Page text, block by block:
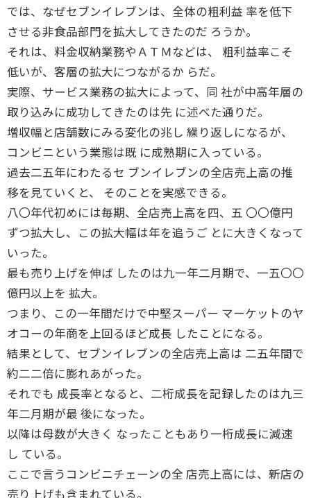
では、なぜセブンイレブンは、全体の粗利益 率を低下
させる非食品部門を拡大してきたのだ ろうか。
それは、料金収納業務やＡＴＭなどは、 粗利益率こそ
低いが、客層の拡大につながるか らだ。
実際、サービス業務の拡大によって、同 社が中高年層の
取り込みに成功してきたのは先 に述べた通りだ。
増収幅と店舗数にみる変化の兆し 繰り返しになるが、
コンビニという業態は既 に成熟期に入っている。
過去二五年にわたるセ ブンイレブンの全店売上高の推
移を見ていくと、 そのことを実感できる。
八〇年代初めには毎期、全店売上高を四、五 〇〇億円
ずつ拡大し、この拡大幅は年を追うご とに大きくなって
いった。
最も売り上げを伸ば したのは九一年二月期で、一五〇〇
億円以上を 拡大。
つまり、この一年間だけで中堅スーパー マーケットのヤ
オコーの年商を上回るほど成長 したことになる。
結果として、セブンイレブンの全店売上高は 二五年間で
約二二倍に膨れあがった。
それでも 成長率となると、二桁成長を記録したのは九三
年二月期が最 後になった。
以降は母数が大きく なったこともあり一桁成長に減速
し ている。
ここで言うコンビニチェーンの全 店売上高には、新店の
売り上げも含まれている。